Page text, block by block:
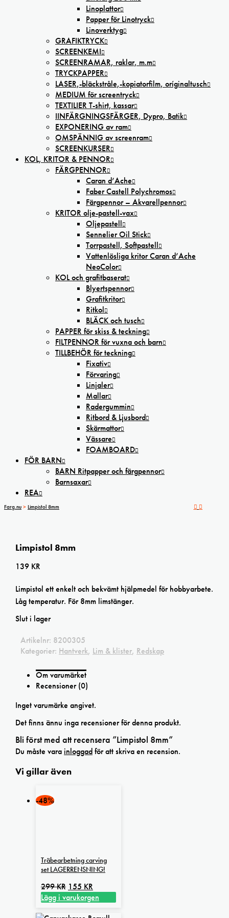
Linoplattor
Papper för Linotryck
Linoverktyg
GRAFIKTRYCK
SCREENKEMI
SCREENRAMAR, raklar, m.m
TRYCKPAPPER
LASER,-bläckstråle,-kopiatorfilm, oríginaltusch
MEDIUM för screentryck
TEXTILIER T-shirt, kassar
IINFÄRGNINGSFÄRGER, Dypro, Batik
EXPONERING av ram
OMSPÄNNIG av screenram
SCREENKURSER
KOL, KRITOR & PENNOR
FÄRGPENNOR
Caran d’Ache
Faber Castell Polychromos
Färgpennor – Akvarellpennor
KRITOR olje-pastell-vax
Oljepastell
Sennelier Oil Stick
Torrpastell, Softpastell
Vattenlösliga kritor Caran d’Ache
NeoColor
KOL och grafitbaserat
Blyertspennor
Grafitkritor
Ritkol
BLÄCK och tusch
PAPPER för skiss & teckning
FILTPENNOR för vuxna och barn
TILLBEHÖR för teckning
Fixativ
Förvaring
Linjaler
Mallar
Radergummin
Ritbord & Ljusbord
Skärmattor
Vässare
FOAMBOARD
FÖR BARN
BARN Ritpapper och färgpennor
Barnsaxar
REA
Farg.nu > Limpistol 8mm
Limpistol 8mm
139 KR
Limpistol ett enkelt och bekvämt hjälpmedel för hobbyarbete.
Låg temperatur. För 8mm limstänger.
Slut i lager
Artikelnr: 8200305
Kategorier: Hantverk, Lim & klister, Redskap
Om varumärket
Recensioner (0)
Inget varumärke angivet.
Det finns ännu inga recensioner för denna produkt.
Bli först med att recensera ”Limpistol 8mm”
Du måste varainloggadför att skriva en recension.
Vi gillar även
-48%
Träbearbetning carving
set LAGERRENSNING!
299KR Det
ursprungliga
155 KR
nuvarande
Lägg i varukorgen